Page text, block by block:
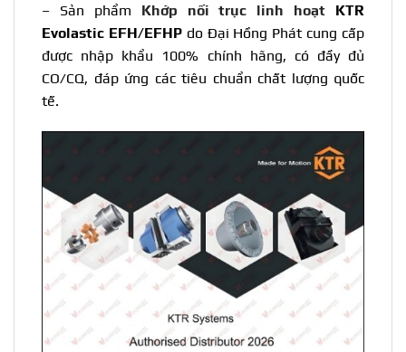
– Sản phẩm Khớp nối trục linh hoạt KTR
Evolastic EFH/EFHP do Đại Hồng Phát cung cấp
được nhập khẩu 100% chính hãng, có đầy đủ
CO/CQ, đáp ứng các tiêu chuẩn chất lượng quốc
tế.